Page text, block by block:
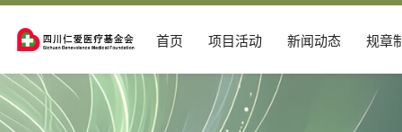
首页 项目活动 新闻动态 规章